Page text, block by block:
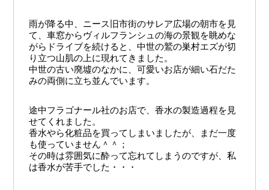
雨が降る中、ニース旧市街のサレア広場の朝市を見
て、車窓からヴィルフランシュの海の景観を眺めな
がらドライブを続けると、中世の鷲の巣村エズが切
り立つ山肌の上に現れてきました。
中世の古い廃墟のなかに、可愛いお店が細い石だた
みの両側に立ち並んでいます。
途中フラゴナール社のお店で、香水の製造過程を見
せてくれました。
香水やら化粧品を買ってしまいましたが、まだ一度
も使っていません＾＾；
その時は雰囲気に酔って忘れてしまうのですが、私
は香水が苦手でした・・・